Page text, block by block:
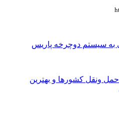
به سیستم دوچرخه پاریس
ونقل کشورها و بهترین